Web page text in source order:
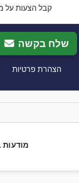
קבל הצעות על
שלח בקשה
הצהרת פרטיות
+30 693 7... מודעות